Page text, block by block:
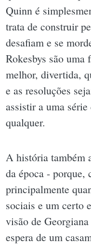
Quinn é
trata de construir
desafiam e se
Rokesbys são
melhor, divertida,
e as resoluções
assistir a uma
qualquer.
A história também
da época - porque,
principalmente
sociais e um certo
visão de
espera de um